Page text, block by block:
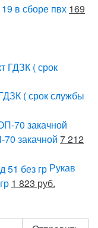
в сборе пвх 169
( срок службы
закачной 7 212
Рукав
1 823 руб.